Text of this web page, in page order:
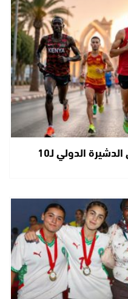
مشاركة دولية وازنة في سباق الدشيرة الدولي لـ10